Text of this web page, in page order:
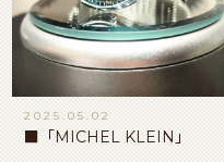
2025.05.02
■「MICHEL KLEIN」